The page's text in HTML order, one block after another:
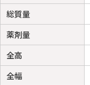
総質量
薬剤量
全高
全幅